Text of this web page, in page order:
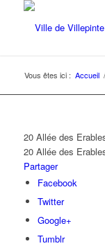
Vous êtes ici : Accueil /
20 Allée des
20 Allée des
Partager
Facebook
Twitter
Google+
Tumblr